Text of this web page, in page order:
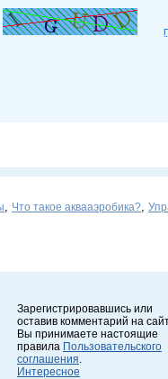
Что такое аквааэробика?
Зарегистрировавшись или
оставив комментарий на
Вы принимаете настоящие
правила Пользовательского
соглашения
Интересное